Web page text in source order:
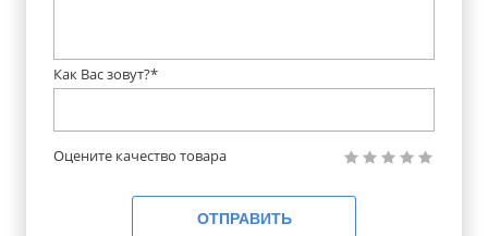
Как Вас зовут?*
Оцените качество товара
ОТПРАВИТЬ